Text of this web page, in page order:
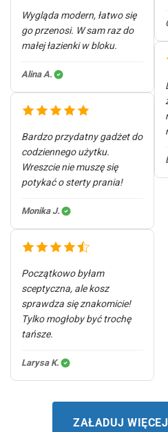
Wygląda modern, łatwo się
go przenosi. W sam raz do
małej łazienki w bloku.
Alina A.
Bardzo przydatny gadżet do
codziennego użytku.
Wreszcie nie muszę się
potykać o sterty prania!
Monika J.
Początkowo byłam
sceptyczna, ale kosz
sprawdza się znakomicie!
Tylko mogłoby być trochę
tańsze.
Larysa K.
ZAŁADUJ